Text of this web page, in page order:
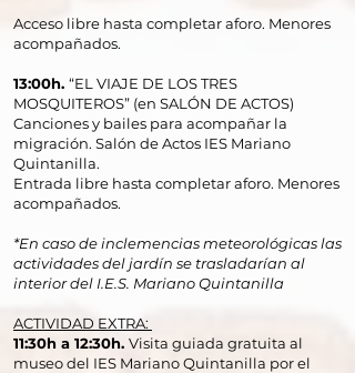
Acceso libre hasta completar aforo. Menores
acompañados.
13:00h. “EL VIAJE DE LOS TRES
MOSQUITEROS” (en SALÓN DE ACTOS)
Canciones y bailes para acompañar la
migración. Salón de Actos IES Mariano
Quintanilla.
Entrada libre hasta completar aforo. Menores
acompañados.
*En caso de inclemencias meteorológicas las
actividades del jardín se trasladarían al
interior del I.E.S. Mariano Quintanilla
ACTIVIDAD EXTRA:
11:30h a 12:30h. Visita guiada gratuita al
museo del IES Mariano Quintanilla por el